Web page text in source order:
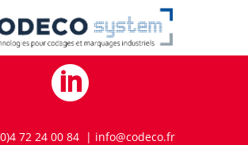

72 24 00 84 | info@codeco.fr